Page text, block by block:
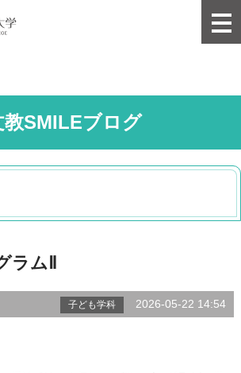
教SMILEブログ
ラムⅡ
子ども学科 2026-05-22 14:54